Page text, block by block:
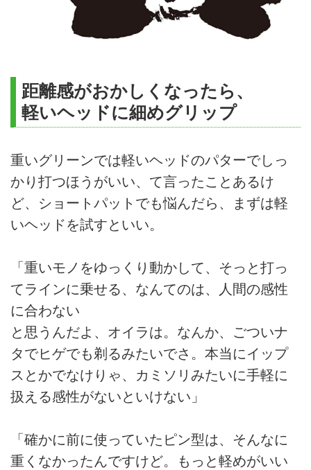
距離感がおかしくなったら、
軽いヘッドに細めグリップ
重いグリーンでは軽いヘッドのパターでしっ
かり打つほうがいい、て言ったことあるけ
ど、ショートパットでも悩んだら、まずは軽
いヘッドを試すといい。
「重いモノをゆっくり動かして、そっと打っ
てラインに乗せる、なんてのは、人間の感性
に合わない
と思うんだよ、オイラは。なんか、ごついナ
タでヒゲでも剃るみたいでさ。本当にイップ
スとかでなけりゃ、カミソリみたいに手軽に
扱える感性がないといけない」
「確かに前に使っていたピン型は、そんなに
重くなかったんですけど。もっと軽めがいい